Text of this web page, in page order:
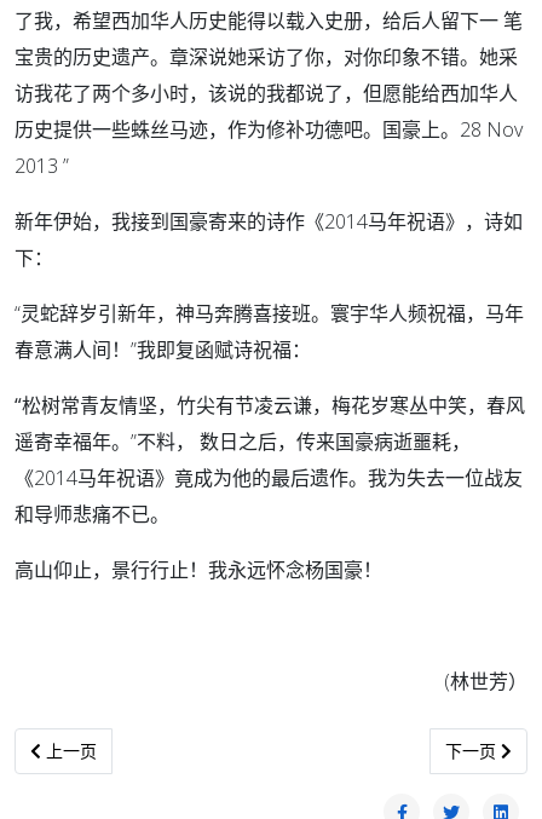
了我，希望西加华人历史能得以载入史册，给后人留下一 笔
宝贵的历史遗产。章深说她采访了你，对你印象不错。她采
访我花了两个多小时，该说的我都说了，但愿能给西加华人
历史提供一些蛛丝马迹，作为修补功德吧。国豪上。28 Nov
2013 ”
新年伊始，我接到国豪寄来的诗作《2014马年祝语》，诗如
下：
“灵蛇辞岁引新年，神马奔腾喜接班。寰宇华人频祝福，马年
春意满人间！”我即复函赋诗祝福：
“松树常青友情坚，竹尖有节凌云谦，梅花岁寒丛中笑，春风
遥寄幸福年。”不料， 数日之后，传来国豪病逝噩耗，
《2014马年祝语》竟成为他的最后遗作。我为失去一位战友
和导师悲痛不已。
高山仰止，景行行止！我永远怀念杨国豪！
(林世芳）
上一篇文章: 方山谈认清方向
上一页 下一篇文章:
下一页